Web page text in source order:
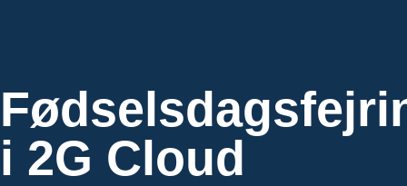
i 2G Cloud